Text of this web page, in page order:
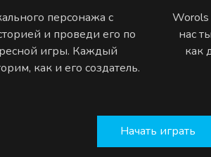
персонажа с
и проведи его по
игры. Каждый
как и его создатель.
нас
как
Начать играть